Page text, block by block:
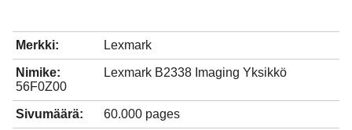
Merkki: Lexmark
Nimike:
Lexmark B2338 Imaging Yksikkö
56F0Z00
Sivumäärä: 60.000 pages